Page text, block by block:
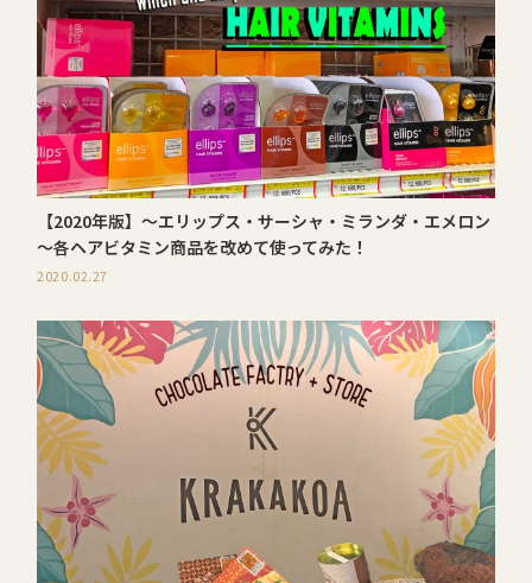
【2020年版】～エリップス・サーシャ・ミランダ・エメロン
～各ヘアビタミン商品を改めて使ってみた！
2020.02.27